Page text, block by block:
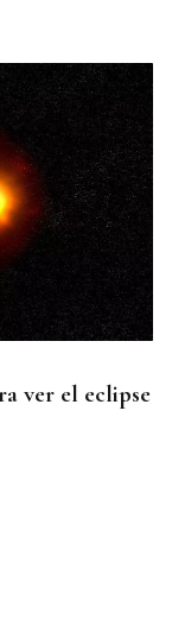
ver el eclipse